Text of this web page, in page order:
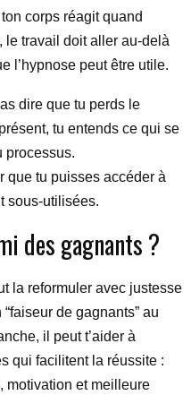
corps réagit quand
le travail doit aller au-delà
l’hypnose peut être utile.
dire que tu perds le
tu entends ce qui se
processus.
que tu puisses accéder à
sous-utilisées.
des gagnants ?
la reformuler avec justesse
de gagnants” au
il peut t’aider à
qui facilitent la réussite :
motivation et meilleure